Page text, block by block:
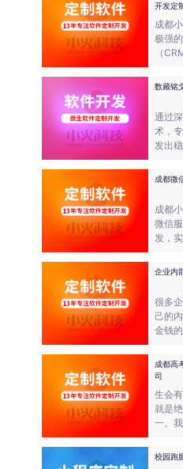
开发定
成都
极强
（
减、
数藏铭
通过
术，
发出
可能
成都微
成都
微信
发，
台，
企业内
很多
己的
金钱
火科
开发
为了
队协
沟通
成都高
司
生会
就是
一。
角度
校园跑